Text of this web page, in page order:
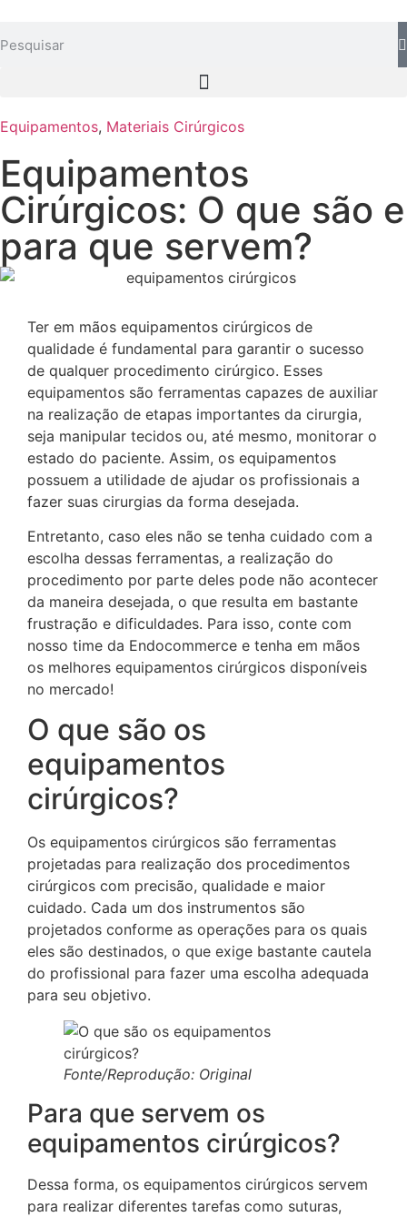
Equipamentos, Materiais Cirúrgicos
Equipamentos
Cirúrgicos: O que são e
para que servem?
Ter em mãos equipamentos cirúrgicos de
qualidade é fundamental para garantir o sucesso
de qualquer procedimento cirúrgico. Esses
equipamentos são ferramentas capazes de auxiliar
na realização de etapas importantes da cirurgia,
seja manipular tecidos ou, até mesmo, monitorar o
estado do paciente. Assim, os equipamentos
possuem a utilidade de ajudar os profissionais a
fazer suas cirurgias da forma desejada.
Entretanto, caso eles não se tenha cuidado com a
escolha dessas ferramentas, a realização do
procedimento por parte deles pode não acontecer
da maneira desejada, o que resulta em bastante
frustração e dificuldades. Para isso, conte com
nosso time da Endocommerce e tenha em mãos
os melhores equipamentos cirúrgicos disponíveis
no mercado!
O que são os
equipamentos
cirúrgicos?
Os equipamentos cirúrgicos são ferramentas
projetadas para realização dos procedimentos
cirúrgicos com precisão, qualidade e maior
cuidado. Cada um dos instrumentos são
projetados conforme as operações para os quais
eles são destinados, o que exige bastante cautela
do profissional para fazer uma escolha adequada
para seu objetivo.
Fonte/Reprodução: Original
Para que servem os
equipamentos cirúrgicos?
Dessa forma, os equipamentos cirúrgicos servem
para realizar diferentes tarefas como suturas,